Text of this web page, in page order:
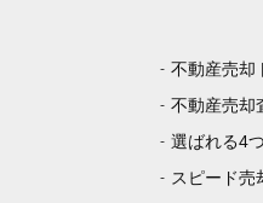
不動産売却
不動産売却
選ばれる4
スピード売